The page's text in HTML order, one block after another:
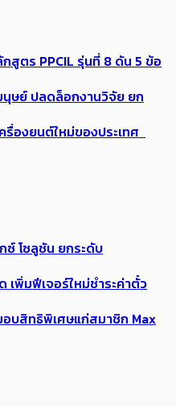
สูตร PPCIL รุ่นที่ 8 ดัน 5 ข้อ
นุษย์ ปลดล็อกงานวิจัย ยก
รื่องยนต์ใหม่ของประเทศ
ซ์ โซลูชัน ยกระดับ
เพิ่มฟีเจอร์ใหม่ชำระค่าตั๋ว
บสิทธิพิเศษแก่สมาชิก Max